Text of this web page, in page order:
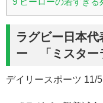
ラグビー日本
ー 「ミスター
デイリースポーツ 11/